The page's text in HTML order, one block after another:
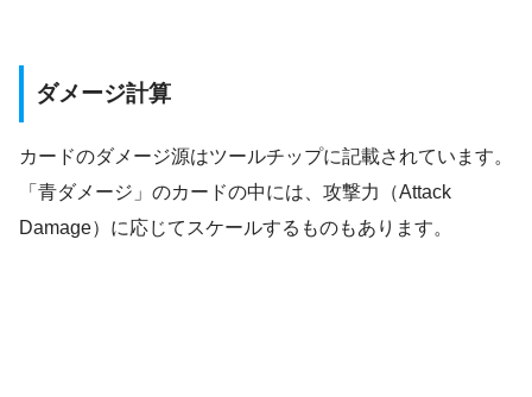
ダメージ計算
カードのダメージ源はツールチップに記載されています。
「青ダメージ」のカードの中には、攻撃力（Attack
Damage）に応じてスケールするものもあります。